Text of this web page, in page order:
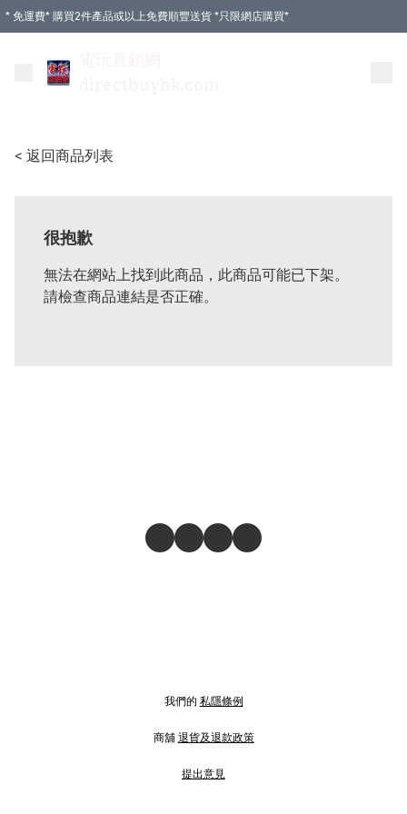
* 免運費* 購買2件產品或以上免費順豐送貨 *只限網店購買*
< 返回商品列表
很抱歉
無法在網站上找到此商品，此商品可能已下架。
請檢查商品連結是否正確。
我們的 私隱條例
商舖 退貨及退款政策
提出意見